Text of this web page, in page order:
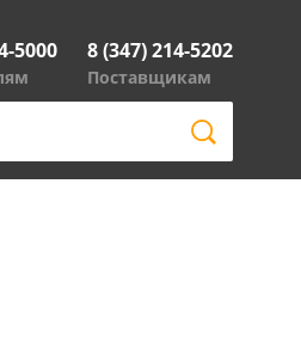
5000 8 (347) 214-5202
Поставщикам